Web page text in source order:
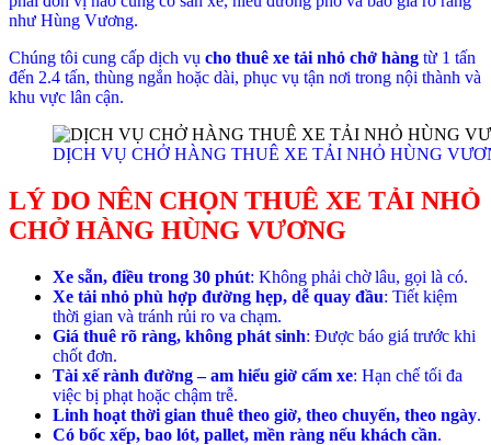
như Hùng Vương.
Chúng tôi cung cấp dịch vụ cho thuê xe tải nhỏ chở hàng từ 1 tấn
đến 2.4 tấn, thùng ngắn hoặc dài, phục vụ tận nơi trong nội thành và
khu vực lân cận.
DỊCH VỤ CHỞ HÀNG THUÊ XE TẢI NHỎ HÙNG
LÝ DO NÊN CHỌN THUÊ XE TẢI NHỎ
CHỞ HÀNG HÙNG VƯƠNG
Xe sẵn, điều trong 30 phút: Không phải chờ lâu, gọi là có.
Xe tải nhỏ phù hợp đường hẹp, dễ quay đầu: Tiết kiệm
thời gian và tránh rủi ro va chạm.
Giá thuê rõ ràng, không phát sinh: Được báo giá trước khi
chốt đơn.
Tài xế rành đường – am hiểu giờ cấm xe: Hạn chế tối đa
việc bị phạt hoặc chậm trễ.
Linh hoạt thời gian thuê theo giờ, theo chuyến, theo ngày.
Có bốc xếp, bao lót, pallet, mền ràng nếu khách cần.